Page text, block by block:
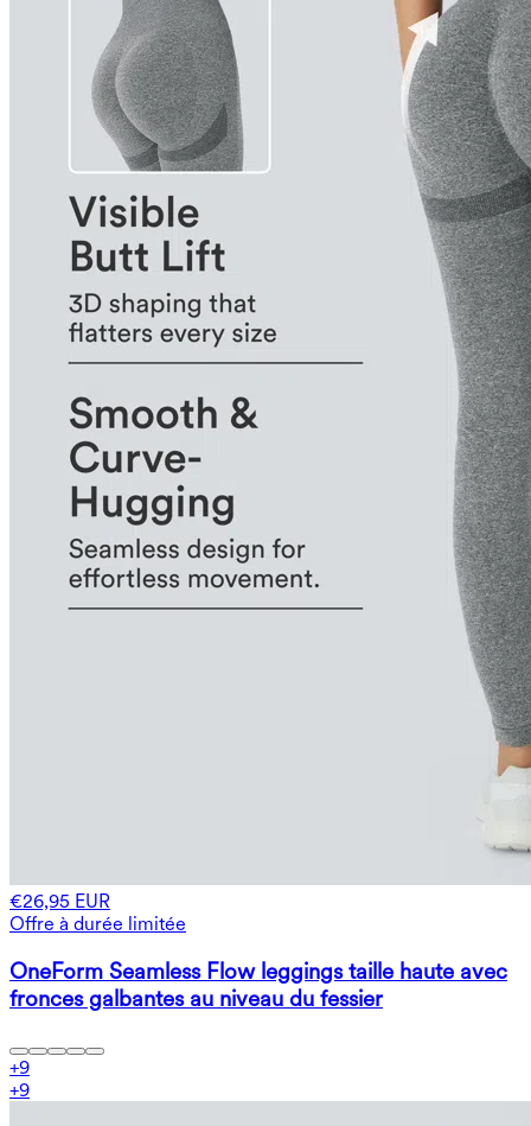
€26,95 EUR
Offre à durée limitée
OneForm Seamless Flow leggings taille haute avec
fronces galbantes au niveau du fessier
+9
+9